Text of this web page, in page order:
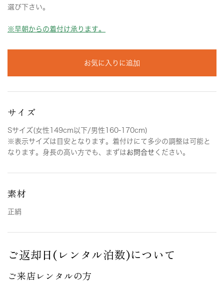
選び下さい。
※早朝からの着付け承ります。
お気に入りに追加
サイズ
Sサイズ(女性149cm以下/男性160-170cm)
※表示サイズは目安となります。着付けにて多少の調整は可能と
なります。身長の高い方でも、まずはお問合せ ください。
素材
正絹
ご返却日(レンタル泊数)について
ご来店レンタルの方